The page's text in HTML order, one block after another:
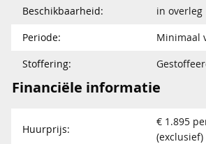
Beschikbaarheid:
in overleg
Periode:
Minimaal
Stoffering:
Financiële informatie
Huurprijs:
€ 1.895
(exclusief)